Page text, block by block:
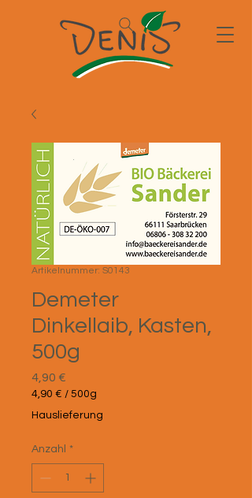
Artikelnummer: S0143
Demeter
Dinkellaib, Kasten,
500g
4,90 €
4,90 € / 500g
4,90 €
Gramm
Hauslieferung
Anzahl *